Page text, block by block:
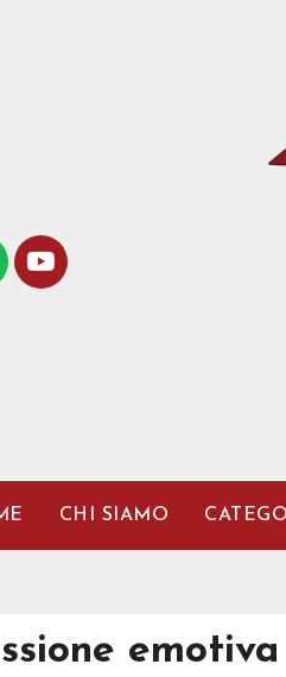
CHI SIAMO
emotiva